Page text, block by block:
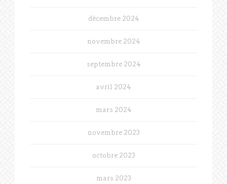
décembre 2024
novembre 2024
septembre 2024
avril 2024
mars 2024
novembre 2023
octobre 2023
mars 2023